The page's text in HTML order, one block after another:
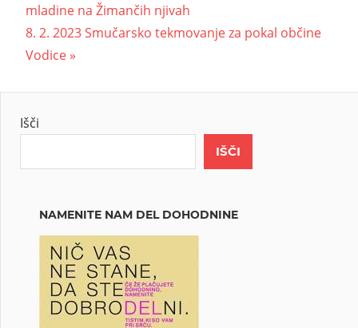
mladine na Žimančih njivah
8. 2. 2023 Smučarsko tekmovanje za pokal občine
Vodice
Išči
IŠČI
NAMENITE NAM DEL DOHODNINE